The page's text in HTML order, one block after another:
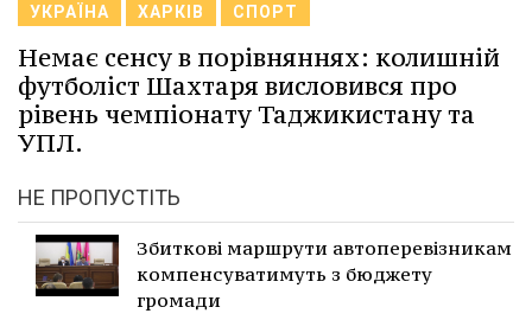
УКРАЇНА ХАРКІВ СПОРТ
Немає сенсу в порівняннях: колишній
футболіст Шахтаря висловився про
рівень чемпіонату Таджикистану та
УПЛ.
НЕ ПРОПУСТІТЬ
Збиткові маршрути автоперевізникам
компенсуватимуть з бюджету
громади